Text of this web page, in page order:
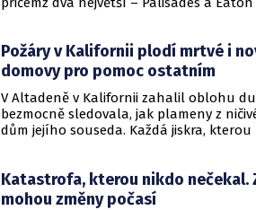
Požáry v Kalifornii plodí mrtvé i
domovy pro pomoc ostatním
V Altadeně v Kalifornii zahalil oblohu
bezmocně sledovala, jak plameny z
dům jejího souseda. Každá jiskra,
Katastrofa, kterou nikdo nečekal.
mohou změny počasí